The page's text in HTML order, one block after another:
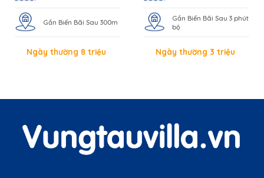
Gần Biển Bãi Sau 300m
Ngày thường 8 triệu
Gần Biển Bãi Sau 3 phút
bộ
Ngày thường 3 triệu